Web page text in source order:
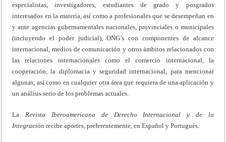
especialistas, investigadores, estudiantes de grado y posgrados
interesados en la materia, así como a profesionales que se desempeñan en
y ante agencias gubernamentales nacionales, provinciales o municipales
(incluyendo el poder judicial), ONG’s con componentes de alcance
internacional, medios de comunicación y otros ámbitos relacionados con
las relaciones internacionales como el comercio internacional, la
cooperación, la diplomacia y seguridad internacional, para mencionar
algunas, así como en cualquier otra área que requiera de una aplicación y
un análisis serio de los problemas actuales.
La Revista Iberoamericana de Derecho Internacional y de la
Integración recibe aportes, preferentemente, en Español y Portugués.